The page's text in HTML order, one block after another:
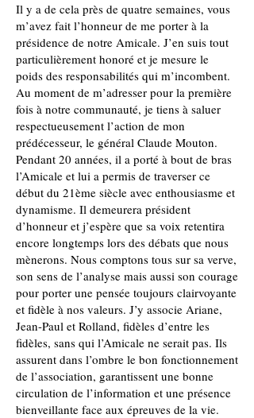
Il y a de cela près de quatre semaines, vous
m’avez fait l’honneur de me porter à la
présidence de notre Amicale. J’en suis tout
particulièrement honoré et je mesure le
poids des responsabilités qui m’incombent.
Au moment de m’adresser pour la première
fois à notre communauté, je tiens à saluer
respectueusement l’action de mon
prédécesseur, le général Claude Mouton.
Pendant 20 années, il a porté à bout de bras
l’Amicale et lui a permis de traverser ce
début du 21ème siècle avec enthousiasme et
dynamisme. Il demeurera président
d’honneur et j’espère que sa voix retentira
encore longtemps lors des débats que nous
mènerons. Nous comptons tous sur sa verve,
son sens de l’analyse mais aussi son courage
pour porter une pensée toujours clairvoyante
et fidèle à nos valeurs. J’y associe Ariane,
Jean-Paul et Rolland, fidèles d’entre les
fidèles, sans qui l’Amicale ne serait pas. Ils
assurent dans l’ombre le bon fonctionnement
de l’association, garantissent une bonne
circulation de l’information et une présence
bienveillante face aux épreuves de la vie.